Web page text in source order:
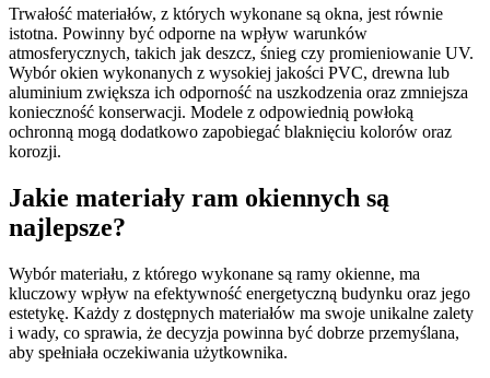
Trwałość materiałów, z których wykonane są okna, jest równie
istotna. Powinny być odporne na wpływ warunków
atmosferycznych, takich jak deszcz, śnieg czy promieniowanie UV.
Wybór okien wykonanych z wysokiej jakości PVC, drewna lub
aluminium zwiększa ich odporność na uszkodzenia oraz zmniejsza
konieczność konserwacji. Modele z odpowiednią powłoką
ochronną mogą dodatkowo zapobiegać blaknięciu kolorów oraz
korozji.
Jakie materiały ram okiennych są
najlepsze?
Wybór materiału, z którego wykonane są ramy okienne, ma
kluczowy wpływ na efektywność energetyczną budynku oraz jego
estetykę. Każdy z dostępnych materiałów ma swoje unikalne zalety
i wady, co sprawia, że decyzja powinna być dobrze przemyślana,
aby spełniała oczekiwania użytkownika.